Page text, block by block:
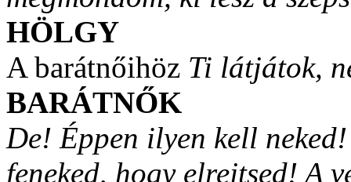
HÖLGY
A barátnőihöz Ti látjátok,
BARÁTNŐK
De! Éppen ilyen kell
feneked, hogy elrejtsed! A